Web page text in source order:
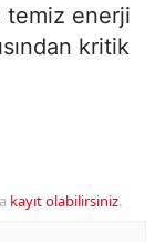
temiz enerji
kritik
kayıt olabilirsiniz.